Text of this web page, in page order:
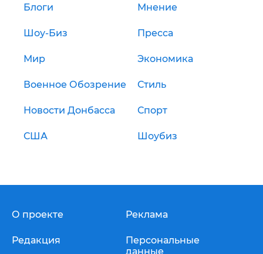
Блоги Мнение
Шоу-Биз Пресса
Мир Экономика
Военное Обозрение Стиль
Новости Донбасса Спорт
США Шоубиз
О проекте
Редакция
Реклама
Персональные
данные